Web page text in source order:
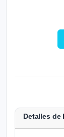
Detalles de